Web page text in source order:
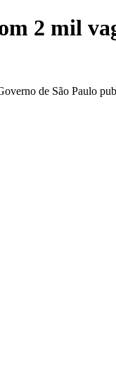
2 mil
de São Paulo